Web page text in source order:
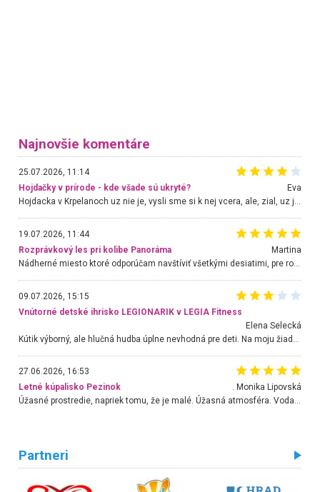
Najnovšie komentáre
25.07.2026, 11:14
Hojdačky v prírode - kde všade sú ukryté?
Eva
Hojdacka v Krpelanoch uz nie je, vysli sme si k nej vcera, ale, zial, uz je znicena. Ak sem planujete cestu len kvoli hojdacke, mozete si ju usetrit. Krasny vyhlad je tu vsak aj bez hojdacky :-)
19.07.2026, 11:44
Rozprávkový les pri kolibe Panoráma
Martina
Nádherné miesto ktoré odporúčam navštíviť všetkými desiatimi, pre rodiny s deťmi, dôchodcom... Proste a jednoducho ozaj rozprávkový les.. určite ešte prídeme. Odniesli sme si na pamiatku krásne tričká,
09.07.2026, 15:15
Vnútorné detské ihrisko LEGIONARIK v LEGIA Fitness
Elena Selecká
27.06.2026, 16:53
Letné kúpalisko Pezinok
. Monika Lipovská
Úžasné prostredie, napriek tomu, že je malé. Úžasná atmosféra. Voda fantastická a nádherná. Ľudí je pomerne veľa, ale su mili a ohľaduplní. Je veľmi zaujímavé sledovať, ako dokážu spolu športovať cudzí ľudia a bez ohľadu na vek. Vládne tu pohoda. Vnuka neviem dostať z vody. Ďakujem za krásny deň . Urcite sa sem vrátim. Jediný problém je s parkovaním, ale aj ten sa mi podarilo vyriešiť. Monika Bratislava
Partneri